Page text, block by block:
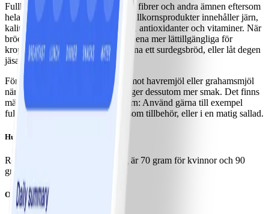
Fullkorn innehåller mycket näring, fibrer och andra ämnen eftersom
hela spannmålskärnan används. Fullkornsprodukter innehåller järn,
kalium, magnesium, folat (folsyra), antioxidanter och vitaminer. När
bröd får jäsa länge blir näringsämnena mer lättillgängliga för
kroppen att ta upp. Välj därför gärna ett surdegsbröd, eller låt degen
jäsa länge om du bakar själv.
För smaken: Att byta ut vitt mjöl mot havremjöl eller grahamsmjöl
när du bakar eller gör pannkakor ger dessutom mer smak. Det finns
mängder av sätt att äta mer fullkorn: Använd gärna till exempel
fullkornspasta och hela matkorn som tillbehör, eller i en matig sallad.
Hur mycket fullkorn bör man äta?
Rekommenderad mängd per dag är 70 gram för kvinnor och 90
gram för män.
Och om man inte tål gluten?